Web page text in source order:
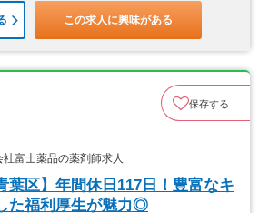
この求人に興味がある
保存する
富士薬品の薬剤師求人
葉区】年間休日117日！豊富なキ
た福利厚生が魅力◎